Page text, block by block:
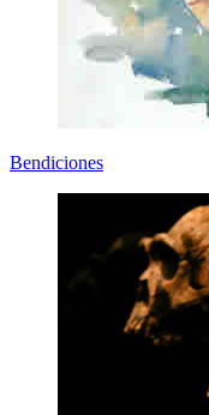
Bendiciones